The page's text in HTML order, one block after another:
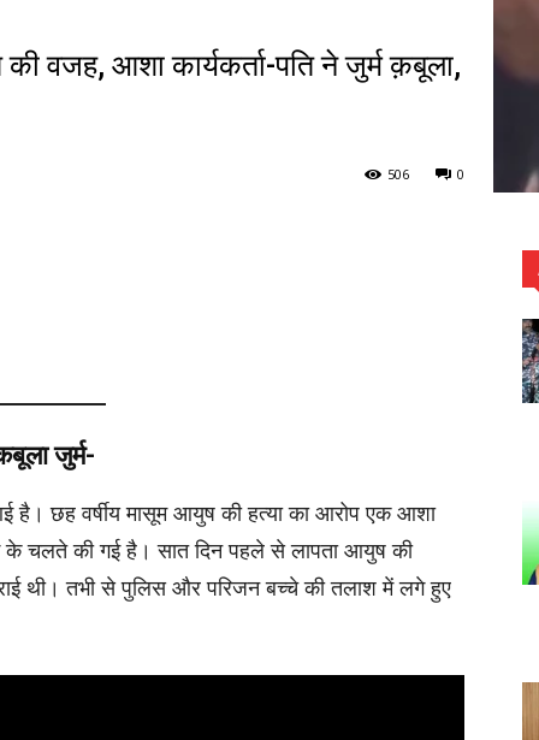
वजह, आशा कार्यकर्ता-पति ने जुर्म क़बूला,
0
506
जुर्म-
है। छह वर्षीय मासूम आयुष की हत्या का आरोप एक आशा
के चलते की गई है। सात दिन पहले से लापता आयुष की
थी। तभी से पुलिस और परिजन बच्चे की तलाश में लगे हुए